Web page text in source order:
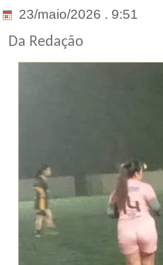
23/maio/2026 . 9:51
Da Redação